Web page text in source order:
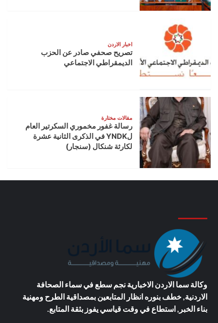
اخبار الاردن
تصريح صحفي صادر عن الحزب
الديمقراطي الاجتماعي
مقالات مختارة
رسالة غفور مخموري السكرتير العام
لYNDK في الذكرى الثانية عشرة
لكارثة شنكال (سنجار)
وكالة سما الاردن الاخباريةنجم سطع في سماء الصحافة
الاردنية, خطف بنوره انظار المتابعين بمصداقية الطرح ومهنية
بناء الخبر, استطاع في وقت قياسي يفوز بثقة المتابع.